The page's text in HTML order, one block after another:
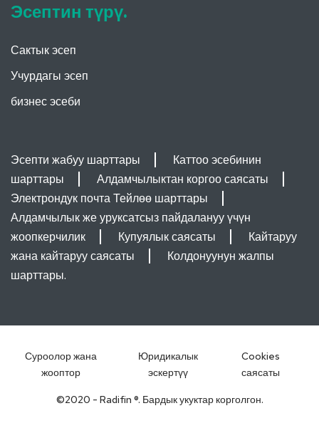
Эсептин түрү.
Сактык эсеп
Учурдагы эсеп
бизнес эсеби
Эсепти жабуу шарттары
Каттоо эсебинин
шарттары
Алдамчылыктан коргоо саясаты
Электрондук почта Тейлөө шарттары
Алдамчылык же уруксатсыз пайдалануу үчүн
жоопкерчилик
Купуялык саясаты
Кайтаруу
жана кайтаруу саясаты
Колдонуунун жалпы
шарттары.
Суроолор жана
жооптор
Юридикалык
эскертүү
Cookies
саясаты
©2020 - Radifin ®. Бардык укуктар корголгон.